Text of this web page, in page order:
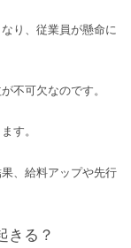
り、従業員が懸命に
不可欠なのです。
す。
、給料アップや先行
きる？